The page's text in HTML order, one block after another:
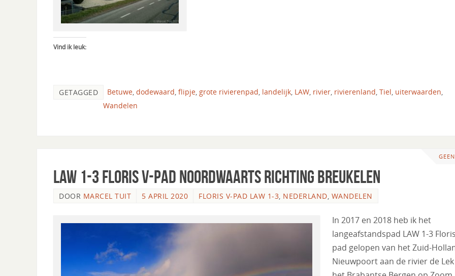
Vind ik leuk:
GETAGGED Betuwe, dodewaard, flipje, grote rivierenpad, landelijk, LAW, rivier, rivierenland, Tiel, uiterwaarden,
Wandelen
LAW 1-3 Floris V-pad noordwaarts richting Breukelen
DOOR MARCEL TUIT 5 APRIL 2020 FLORIS V-PAD LAW 1-3, NEDERLAND, WANDELEN
In 2017 en 2018 heb ik het
langeafstandspad LAW 1-3
pad gelopen van het Zuid-
Nieuwpoort aan de rivier de